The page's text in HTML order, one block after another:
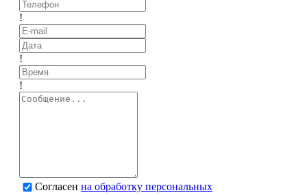
!
!
!
Согласен на обработку персональных